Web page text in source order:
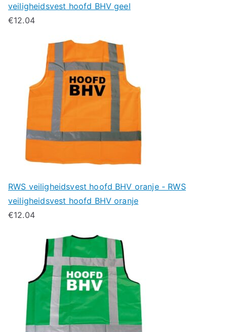
veiligheidsvest hoofd BHV geel
€12.04
RWS veiligheidsvest hoofd BHV oranje - RWS
veiligheidsvest hoofd BHV oranje
€12.04